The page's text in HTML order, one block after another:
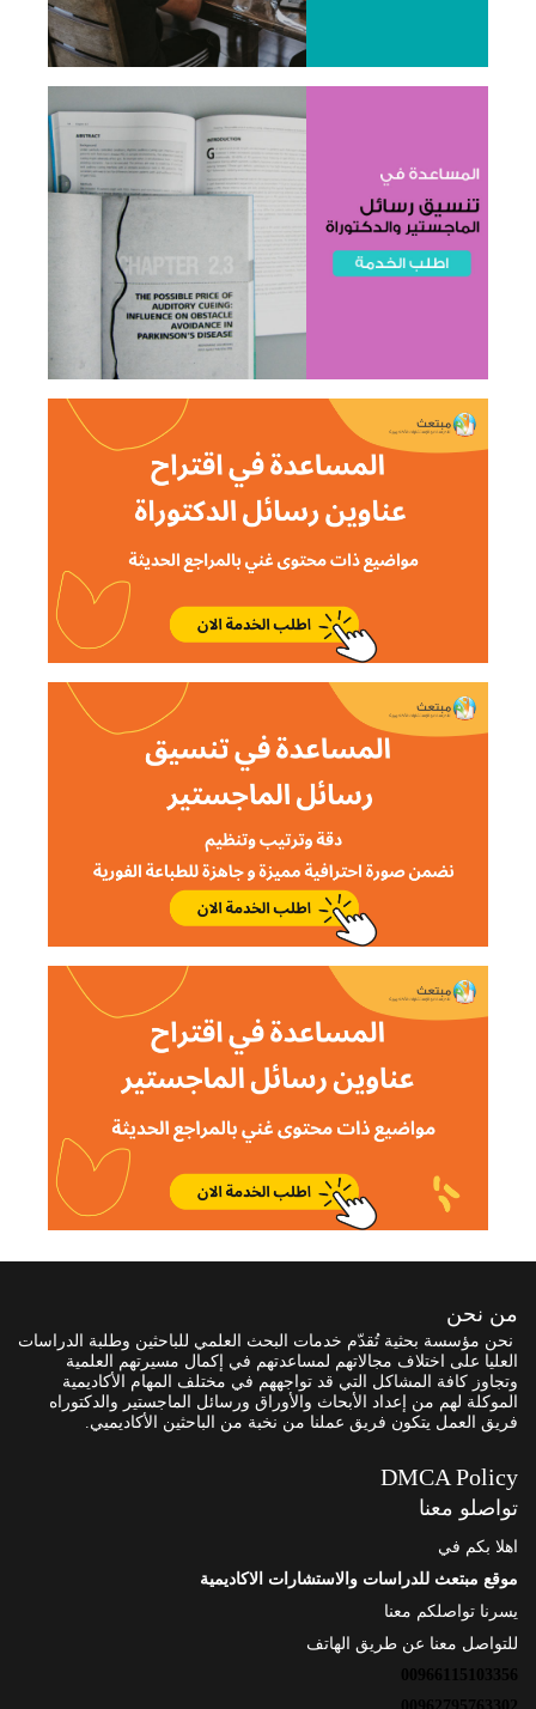
من نحن
نحن مؤسسة بحثية تُقدّم خدمات البحث العلمي للباحثين وطلبة الدراسات
العليا على اختلاف مجالاتهم لمساعدتهم في إكمال مسيرتهم العلمية
وتجاوز كافة المشاكل التي قد تواجههم في مختلف المهام الأكاديمية
الموكلة لهم من إعداد الأبحاث والأوراق ورسائل الماجستير والدكتوراه
فريق العمل يتكون فريق عملنا من نخبة من الباحثين الأكاديميي.
DMCA Policy
تواصلو معنا
اهلا بكم في
موقع مبتعث للدراسات والاستشارات الاكاديمية
يسرنا تواصلكم معنا
للتواصل معنا عن طريق الهاتف
00966115103356